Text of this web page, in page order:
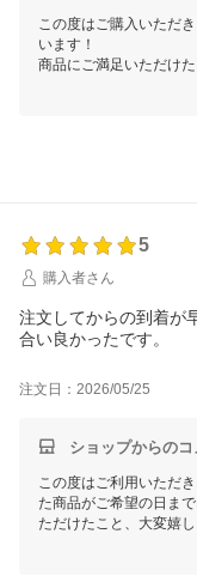
この度はご購入いただ
います！
商品にご満足いただけ
心よりお待ちしており
5
購入者さん
注文してからの到着が
合い良かったです。
注文日：2026/05/25
ショップからのコ
この度はご利用いただ
た商品がご希望の日ま
ただけたこと、大変嬉